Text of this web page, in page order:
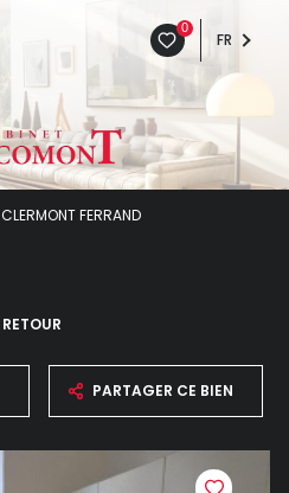
0
FR
CLERMONT FERRAND
RETOUR
PARTAGER CE BIEN